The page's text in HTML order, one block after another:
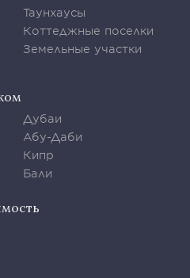
Таунхаусы
Коттеджные поселки
Земельные участки
Дубаи
Абу-Даби
Кипр
Бали